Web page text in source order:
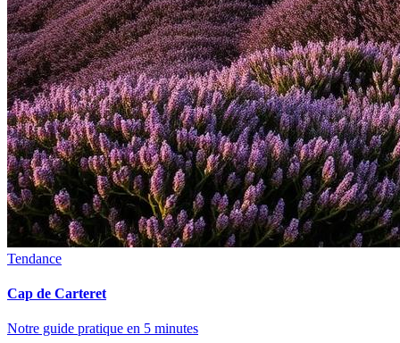
Tendance
Cap de Carteret
Notre guide pratique en 5 minutes